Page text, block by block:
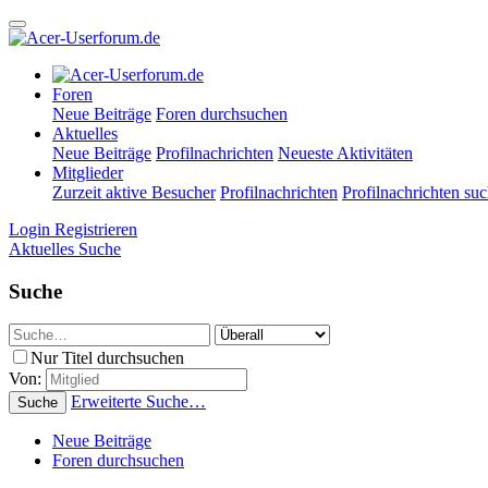
Foren
Neue Beiträge Foren durchsuchen
Aktuelles
Neue Beiträge Profilnachrichten Neueste Aktivitäten
Mitglieder
Zurzeit aktive Besucher Profilnachrichten Profilnachrichten
Login Registrieren
Aktuelles Suche
Suche
Nur Titel durchsuchen
Von:
Suche Erweiterte Suche…
Neue Beiträge
Foren durchsuchen